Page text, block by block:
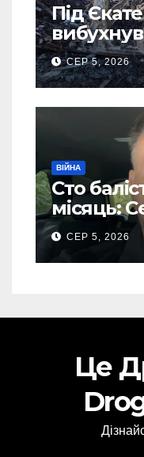
Під
голови
– перші
СЕР 5, 2026
ВІЙНА
Сто
місяць:
закликав
СЕР 5, 2026
Це